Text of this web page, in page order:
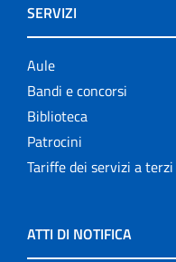
SERVIZI
Aule
Bandi e concorsi
Biblioteca
Patrocini
Tariffe dei servizi a terzi
ATTI DI NOTIFICA